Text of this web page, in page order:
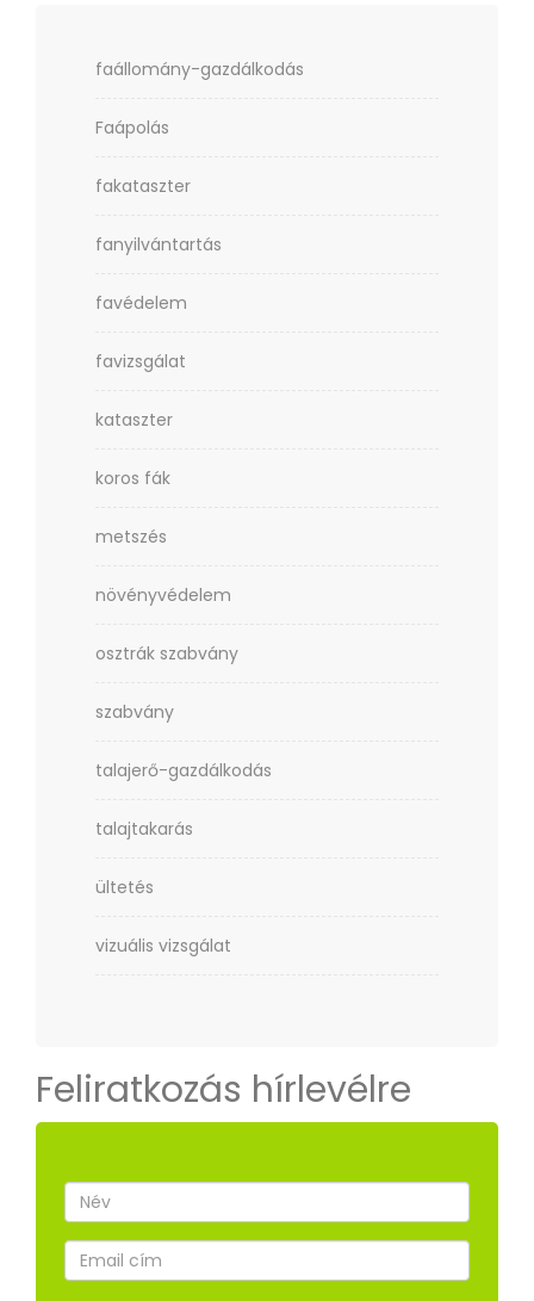
faállomány-gazdálkodás
Faápolás
fakataszter
fanyilvántartás
favédelem
favizsgálat
kataszter
koros fák
metszés
növényvédelem
osztrák szabvány
szabvány
talajerő-gazdálkodás
talajtakarás
ültetés
vizuális vizsgálat
Feliratkozás hírlevélre